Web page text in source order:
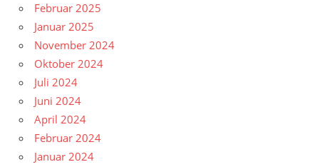
Februar 2025
Januar 2025
November 2024
Oktober 2024
Juli 2024
Juni 2024
April 2024
Februar 2024
Januar 2024